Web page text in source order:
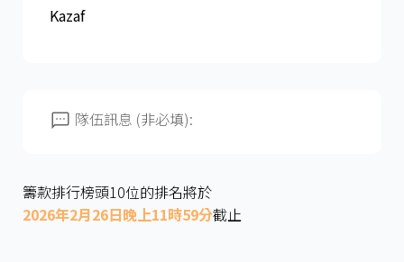
Kazaf
隊伍訊息 (非必填):
籌款排行榜頭10位的排名將於
2026年2月26日晚上11時59分截止